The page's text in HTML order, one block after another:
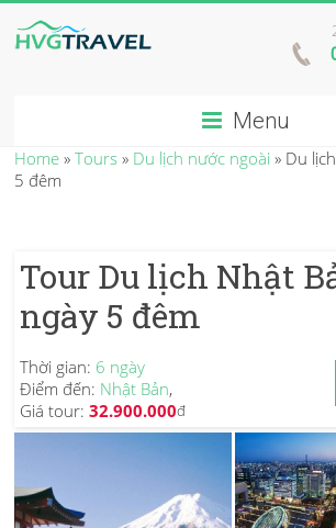
Menu
Home »Tours » Du lịch nước ngoài » Du
5 đêm
Tour Du lịch Nhật
ngày 5 đêm
Thời gian: 6 ngày
Điểm đến: Nhật Bản,
Giá tour:32.900.000đ